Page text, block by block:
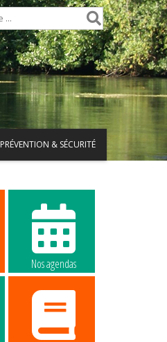
PRÉVENTION & SÉCURITÉ
Nos agendas